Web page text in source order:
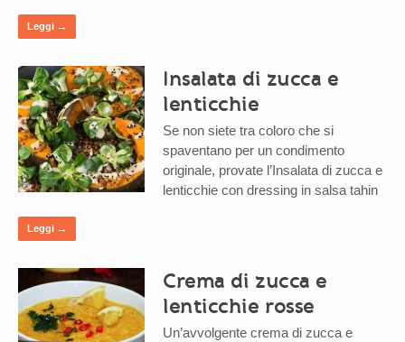
Leggi →
Insalata di zucca e
lenticchie
Se non siete tra coloro che si
spaventano per un condimento
originale, provate l’Insalata di zucca e
lenticchie con dressing in salsa tahin
Leggi →
Crema di zucca e
lenticchie rosse
Un’avvolgente crema di zucca e